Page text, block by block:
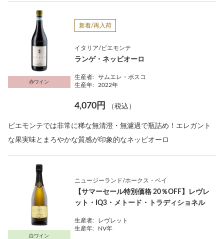
赤ワイン
新着/再入荷
イタリア/ピエモンテ
ランゲ・ネッビオーロ
生産者:
サムエレ・ボスコ
生産年:
2022年
4,070円 （税込）
ピエモンテでは非常に稀な無清澄・無濾過で瓶詰め！エレガント
な果実味とまろやかな質感が印象的なネッビオーロ
白ワイン
ニュージーランド/ホークス・ベイ
【サマーセール特別価格 20％OFF】レヴレ
ット・IQ3・メトード・トラディショネル
生産者:
レヴレット
生産年:
NV年